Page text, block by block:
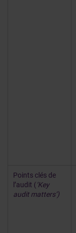
Points clés de
l’audit ( ‘Key
audit matters’)